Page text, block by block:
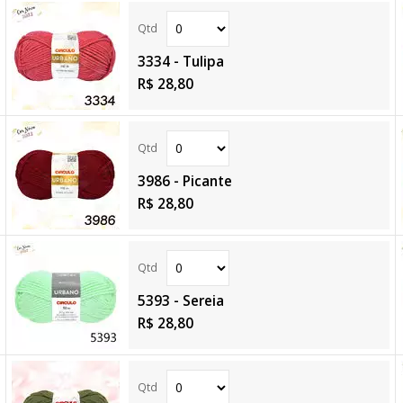
3334 - Tulipa
R$ 28,80
3986 - Picante
R$ 28,80
5393 - Sereia
R$ 28,80